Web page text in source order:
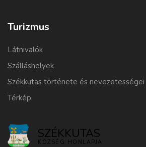
Turizmus
Látnivalók
Szálláshelyek
Székkutas története és nevezetességei
Térkép
SZÉKKUTAS
KÖZSÉG HONLAPJA